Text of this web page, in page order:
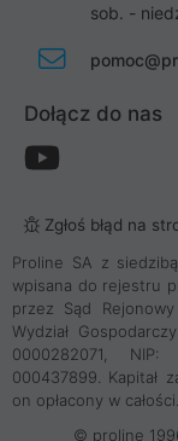
sob. -
Dołącz do nas
Zgłoś błąd na
Proline SA z
wpisana do rejestru
przez Sąd
Wydział
0000282071, NIP:
000437899. Kapitał
on opłacony w całości.
© proline